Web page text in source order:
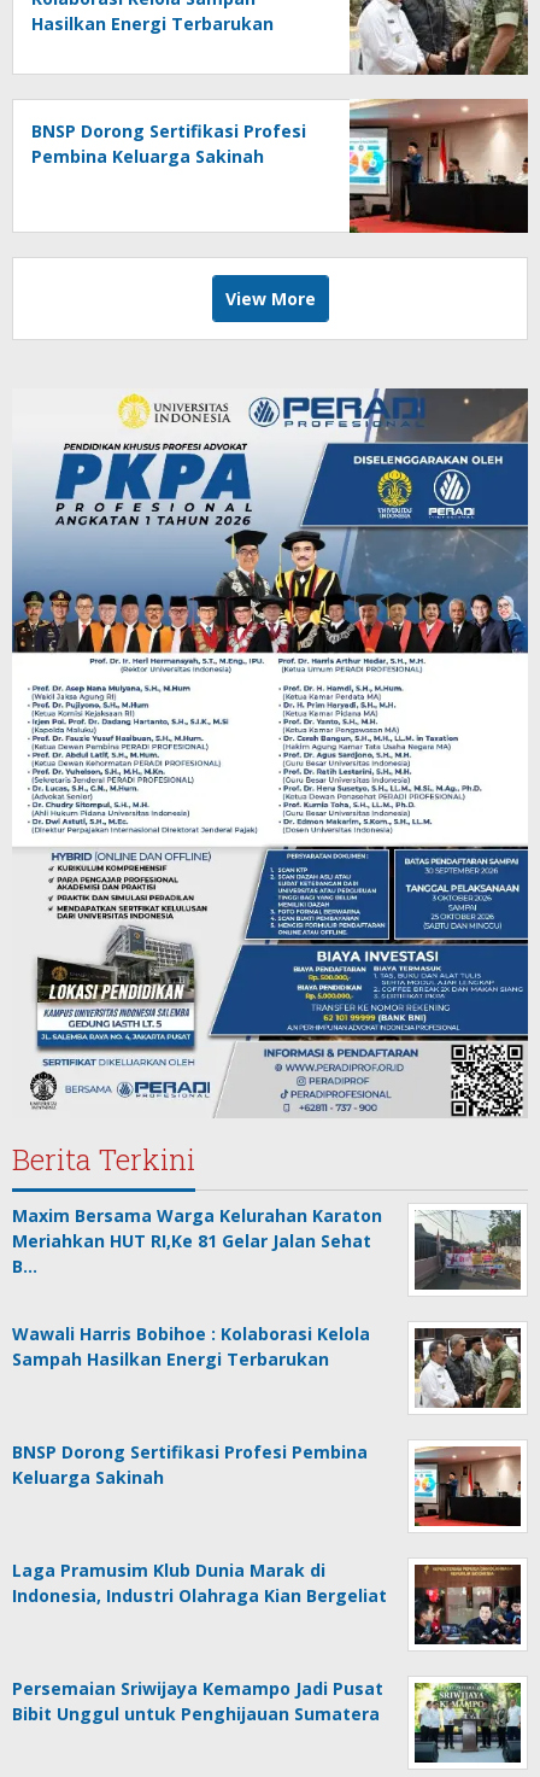
Hasilkan Energi Terbarukan
BNSP Dorong Sertifikasi Profesi
Pembina Keluarga Sakinah
View More
Berita Terkini
Maxim Bersama Warga Kelurahan Karaton
Meriahkan HUT RI,Ke 81 Gelar Jalan Sehat
B…
Wawali Harris Bobihoe : Kolaborasi Kelola
Sampah Hasilkan Energi Terbarukan
BNSP Dorong Sertifikasi Profesi Pembina
Keluarga Sakinah
Laga Pramusim Klub Dunia Marak di
Indonesia, Industri Olahraga Kian Bergeliat
Persemaian Sriwijaya Kemampo Jadi Pusat
Bibit Unggul untuk Penghijauan Sumatera